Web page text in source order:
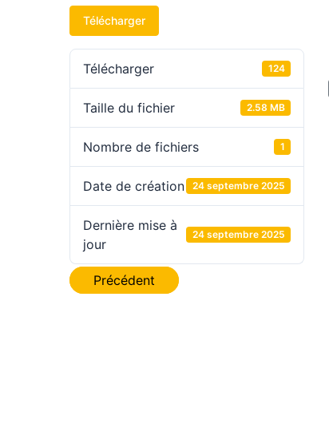
Télécharger
Télécharger 124
Taille du fichier 2.58 MB
Nombre de fichiers 1
Date de création 24 septembre 2025
Dernière mise à
jour
24 septembre 2025
Navigation
Précédent